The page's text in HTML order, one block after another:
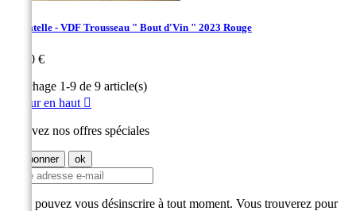
La Patelle - VDF Trousseau " Bout d'Vin " 2023 Rouge
25,00 €
Affichage 1-9 de 9 article(s)
Retour en haut 
Recevez nos offres spéciales
Vous pouvez vous désinscrire à tout moment. Vous trouverez pour